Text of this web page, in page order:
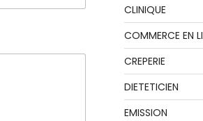
CLINIQUE
COMMERCE EN
CREPERIE
DIETETICIEN
EMISSION